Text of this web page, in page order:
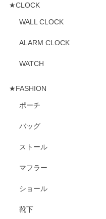
★CLOCK
WALL CLOCK
ALARM CLOCK
WATCH
★FASHION
ポーチ
バッグ
ストール
マフラー
ショール
靴下